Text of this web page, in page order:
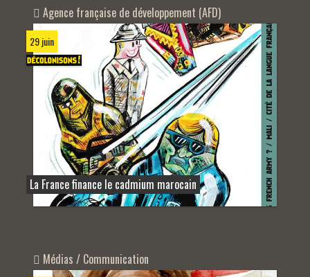
Agence française de développement (AFD)
29 juin
La France finance le cadmium marocain
Médias / Communication